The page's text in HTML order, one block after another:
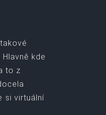
kde
to z
si virtuální